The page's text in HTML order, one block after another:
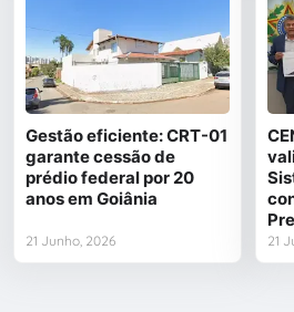
Gestão eficiente: CRT-01
garante cessão de
prédio federal por 20
anos em Goiânia
21 Junho, 2026 21